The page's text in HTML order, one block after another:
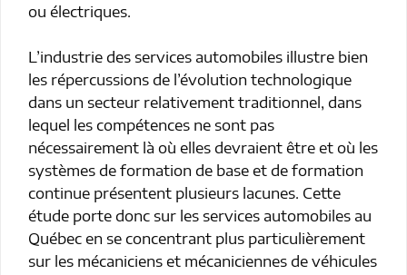
ou électriques.
L’industrie des services automobiles illustre bien
les répercussions de l’évolution technologique
dans un secteur relativement traditionnel, dans
lequel les compétences ne sont pas
nécessairement là où elles devraient être et où les
systèmes de formation de base et de formation
continue présentent plusieurs lacunes. Cette
étude porte donc sur les services automobiles au
Québec en se concentrant plus particulièrement
sur les mécaniciens et mécaniciennes de véhicules